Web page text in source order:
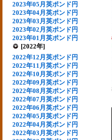
2023年05月英ポンド円
2023年04月英ポンド円
2023年03月英ポンド円
2023年02月英ポンド円
2023年01月英ポンド円
[2022年]
2022年12月英ポンド円
2022年11月英ポンド円
2022年10月英ポンド円
2022年09月英ポンド円
2022年08月英ポンド円
2022年07月英ポンド円
2022年06月英ポンド円
2022年05月英ポンド円
2022年04月英ポンド円
2022年03月英ポンド円